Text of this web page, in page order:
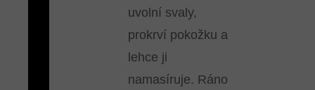
uvolní svaly,
prokrví pokožku a
lehce ji
namasíruje. Ráno